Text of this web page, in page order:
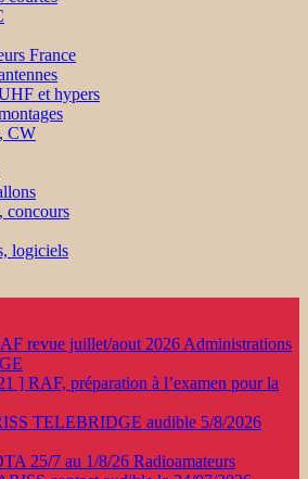
France
et hypers
CW
concours
logiciels
revue juillet/aout 2026 Administrations
] RAF, préparation à l’examen pour la
TELEBRIDGE audible 5/8/2026
25/7 au 1/8/26 Radioamateurs